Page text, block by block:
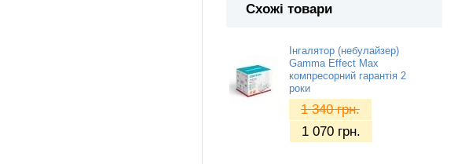
Схожі товари
Інгалятор (небулайзер)
Gamma Effect Max
компресорний гарантія 2
роки
1 340грн.
1 070 грн.